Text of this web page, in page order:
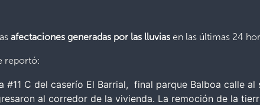
afectaciones generadas por las lluvias en las últimas 24
reportó:
#11 C del caserío El Barrial, final parque Balboa calle
al corredor de la vivienda. La remoción de la